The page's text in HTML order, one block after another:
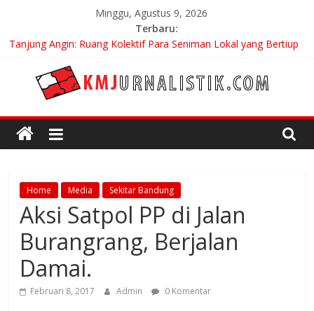
content
Minggu, Agustus 9, 2026
Terbaru:
Tanjung Angin: Ruang Kolektif Para Seniman Lokal yang Bertiup
Carpe Diem: Keberanian Akan Menjalani Hidup yang Kita
Pilih/Ketika Hidup Meminta Kita Memilih
Tertinggi Mencintai
Bojan Hodak Sang “Messiah” Dari Zagreb Untuk Bandung
Di Bandung Di Asia Afrika Untuk Dunia Tanpa Zionisme dan
KMJURNALISTIK
Home Media Sekitar Bandung
Aksi Satpol PP di Jalan
Burangrang, Berjalan
Damai.
Februari 8, 2017 Admin 0 Komentar